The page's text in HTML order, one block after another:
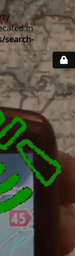
in
search-